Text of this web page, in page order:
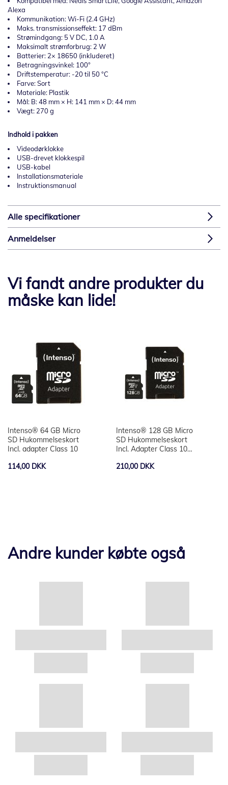
Alexa
Kommunikation: Wi-Fi (2.4 GHz)
Maks. transmissionseffekt: 17 dBm
Strømindgang: 5 V DC, 1.0 A
Maksimalt strømforbrug: 2 W
Batterier: 2× 18650 (inkluderet)
Betragningsvinkel: 100°
Driftstemperatur: -20 til 50 °C
Farve: Sort
Materiale: Plastik
Mål: B: 48 mm × H: 141 mm × D: 44 mm
Vægt: 270 g
Indhold i pakken
Videodørklokke
USB-drevet klokkespil
USB-kabel
Installationsmateriale
Instruktionsmanual
Alle specifikationer
Anmeldelser
Vi fandt andre produkter du
måske kan lide!
Intenso® 64 GB Micro
SD Hukommelseskort
Incl. adapter Class 10
114,00 DKK
Intenso® 128 GB Micro
SD Hukommelseskort
Incl. Adapter Class 10,
210,00 DKK
Andre kunder købte også